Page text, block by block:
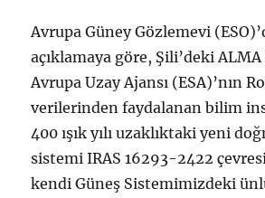
Avrupa Güney Gözlemevi
açıklamaya göre, Şili’deki
Avrupa Uzay Ajansı (ESA)’nın
verilerinden faydalanan bilim
400 ışık yılı uzaklıktaki yeni
sistemi IRAS 16293-2422
kendi Güneş Sistemimizdeki